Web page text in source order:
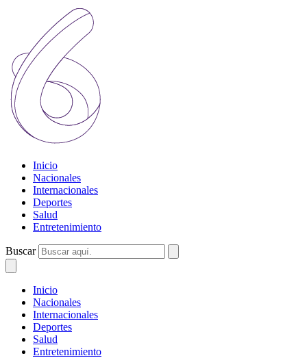
Inicio
Nacionales
Internacionales
Deportes
Salud
Entretenimiento
Buscar
Inicio
Nacionales
Internacionales
Deportes
Salud
Entretenimiento